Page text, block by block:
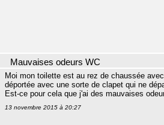
Mauvaises odeurs WC
Moi mon toilette est au rez de chaussée
déportée avec une sorte de clapet qui ne
Est-ce pour cela que j'ai des mauvaises
13 novembre 2015 à 20:27